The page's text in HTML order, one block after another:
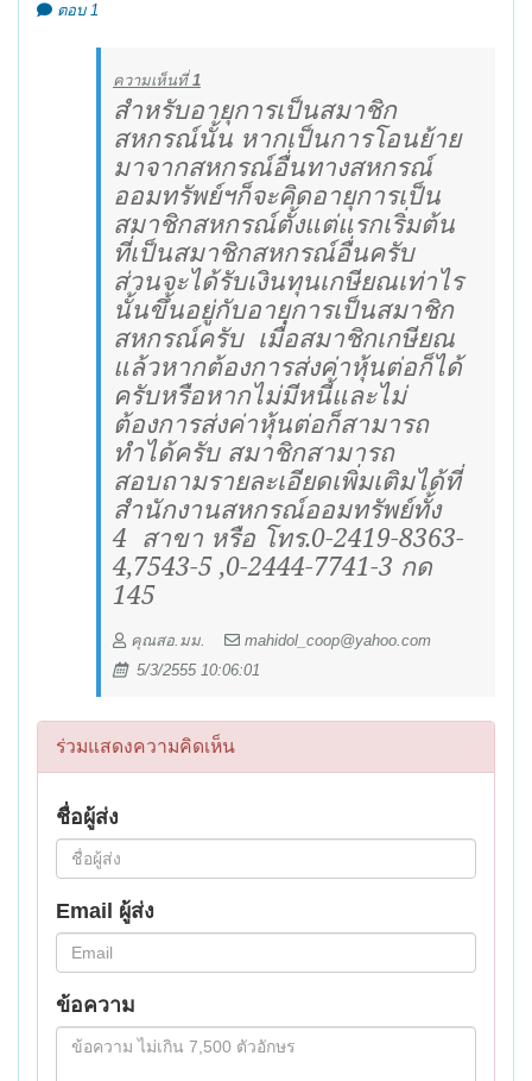
ตอบ 1
ความเห็นที่1
สำหรับอายุการเป็นสมาชิก
สหกรณ์นั้น หากเป็นการโอนย้าย
มาจากสหกรณ์อื่นทางสหกรณ์
ออมทรัพย์ฯก็จะคิดอายุการเป็น
สมาชิกสหกรณ์ตั้งแต่แรกเริ่มต้น
ที่เป็นสมาชิกสหกรณ์อื่นครับ
ส่วนจะได้รับเงินทุนเกษียณเท่าไร
นั้นขึ้นอยู่กับอายุการเป็นสมาชิก
สหกรณ์ครับ เมื่อสมาชิกเกษียณ
แล้วหากต้องการส่งค่าหุ้นต่อก็ได้
ครับหรือหากไม่มีหนี้และไม่
ต้องการส่งค่าหุ้นต่อก็สามารถ
ทำได้ครับ สมาชิกสามารถ
สอบถามรายละเอียดเพิ่มเติมได้ที่
สำนักงานสหกรณ์ออมทรัพย์ทั้ง
4 สาขา หรือ โทร.0-2419-8363-
4,7543-5 ,0-2444-7741-3 กด
145
คุณสอ.มม.
mahidol_coop@yahoo.com
5/3/2555 10:06:01
ร่วมแสดงความคิดเห็น
ชื่อผู้ส่ง
Email ผู้ส่ง
ข้อความ